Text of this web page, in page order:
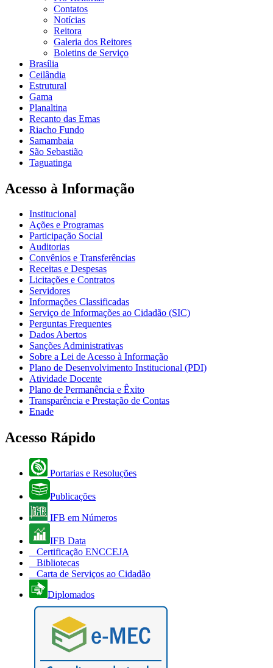
Contatos
Notícias
Reitora
Galeria dos Reitores
Boletins de Serviço
Brasília
Ceilândia
Estrutural
Gama
Planaltina
Recanto das Emas
Riacho Fundo
Samambaia
São Sebastião
Taguatinga
Acesso à Informação
Institucional
Ações e Programas
Participação Social
Auditorias
Convênios e Transferências
Receitas e Despesas
Licitações e Contratos
Servidores
Informações Classificadas
Serviço de Informações ao Cidadão (SIC)
Perguntas Frequentes
Dados Abertos
Sanções Administrativas
Sobre a Lei de Acesso à Informação
Plano de Desenvolvimento Institucional (PDI)
Atividade Docente
Plano de Permanência e Êxito
Transparência e Prestação de Contas
Enade
Acesso Rápido
Portarias e Resoluções
Publicações
IFB em Números
IFB Data
Certificação ENCCEJA
Bibliotecas
Carta de Serviços ao Cidadão
Diplomados